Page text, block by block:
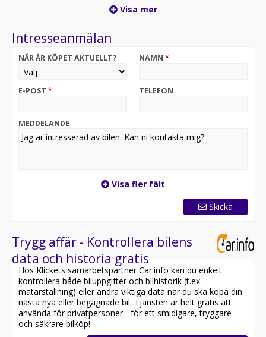
genomgångna för att du som kund ska kunna känna dig
Visa mer
Intresseanmälan
NÄR ÄR KÖPET AKTUELLT? NAMN *
E-POST * TELEFON
MEDDELANDE
Visa fler fält
Skicka
Trygg affär - Kontrollera bilens
data och historia gratis
Hos Klickets samarbetspartner Car.info kan du enkelt
kontrollera både biluppgifter och bilhistorik (t.ex.
mätarställning) eller andra viktiga data när du ska köpa din
nästa nya eller begagnade bil. Tjänsten är helt gratis att
använda för privatpersoner - för ett smidigare, tryggare
och säkrare bilköp!